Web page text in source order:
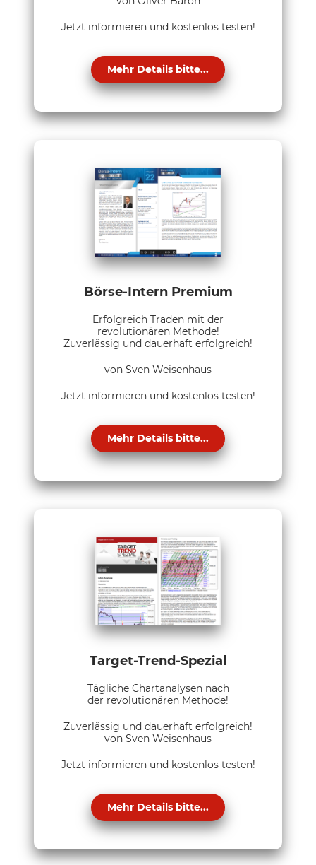
Jetzt informieren und kostenlos testen!
Mehr Details bitte...
Börse-Intern Premium
Erfolgreich Traden mit der
revolutionären Methode!
Zuverlässig und dauerhaft erfolgreich!
von Sven Weisenhaus
Jetzt informieren und kostenlos testen!
Mehr Details bitte...
Target-Trend-Spezial
Tägliche Chartanalysen nach
der revolutionären Methode!
Zuverlässig und dauerhaft erfolgreich!
von Sven Weisenhaus
Jetzt informieren und kostenlos testen!
Mehr Details bitte...